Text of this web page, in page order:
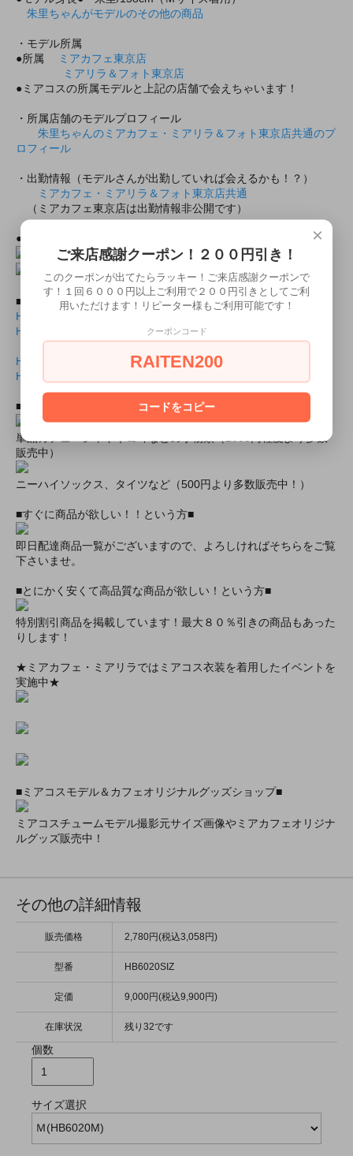
朱里ちゃんがモデルのその他の商品
・モデル所属
●所属
ミアカフェ東京店
ミアリラ＆フォト東京店
●ミアコスの所属モデルと上記の店舗で会えちゃいます！
・所属店舗のモデルプロフィール
朱里ちゃんのミアカフェ・ミアリラ＆フォト東京店共通のプ
ロフィール
・出勤情報（モデルさんが出勤していれば会えるかも！？）
ミアカフェ・ミアリラ＆フォト東京店共通
（ミアカフェ東京店は出勤情報非公開です）
●上記モデルの撮影随時受付中！
■商品封入用画像■
HB6020ロングスリーブレオタード ベージュ表面.jlb
HB6020ロングスリーブレオタード ベージュ表面.pdf
HB6020ロングスリーブレオタード ベージュ裏面.jlb
HB6020ロングスリーブレオタード ベージュ裏面.pdf
■おすすめオプション小物類■
単品カチューシャやネコ耳などの小物類（1000円程度より多数
販売中）
ニーハイソックス、タイツなど（500円より多数販売中！）
■すぐに商品が欲しい！！という方■
即日配達商品一覧がございますので、よろしければそちらをご覧
下さいませ。
■とにかく安くて高品質な商品が欲しい！という方■
特別割引商品を掲載しています！最大８０％引きの商品もあった
りします！
★ミアカフェ・ミアリラではミアコス衣装を着用したイベントを
実施中★
■ミアコスモデル＆カフェオリジナルグッズショップ■
ミアコスチュームモデル撮影元サイズ画像やミアカフェオリジナ
ルグッズ販売中！
その他の詳細情報
販売価格 2,780円(税込3,058円)
型番 HB6020SIZ
定価 9,000円(税込9,900円)
在庫状況 残り32です
個数
サイズ選択
×
ご来店感謝クーポン！２００円引き！
このクーポンが出てたらラッキー！ご来店感謝クーポンで
す！１回６０００円以上ご利用で２００円引きとしてご利
用いただけます！リピーター様もご利用可能です！
クーポンコード
RAITEN200
コードをコピー